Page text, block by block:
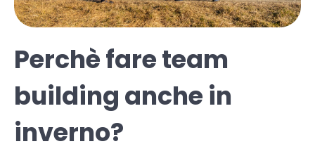
Perchè fare team
building anche in
inverno?